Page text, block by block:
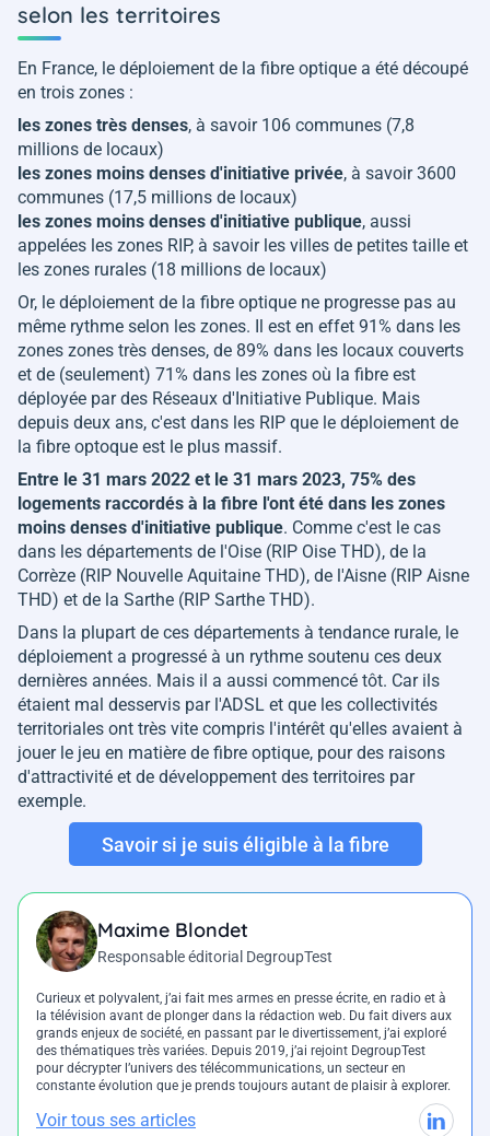
selon les territoires
En France, le déploiement de la fibre optique a été découpé
en trois zones :
les zones très denses, à savoir 106 communes (7,8
millions de locaux)
les zones moins denses d'initiative privée, à savoir 3600
communes (17,5 millions de locaux)
les zones moins denses d'initiative publique, aussi
appelées les zones RIP, à savoir les villes de petites taille et
les zones rurales (18 millions de locaux)
Or, le déploiement de la fibre optique ne progresse pas au
même rythme selon les zones. Il est en effet 91% dans les
zones zones très denses, de 89% dans les locaux couverts
et de (seulement) 71% dans les zones où la fibre est
déployée par des Réseaux d'Initiative Publique. Mais
depuis deux ans, c'est dans les RIP que le déploiement de
la fibre optoque est le plus massif.
Entre le 31 mars 2022 et le 31 mars 2023, 75% des
logements raccordés à la fibre l'ont été dans les zones
moins denses d'initiative publique. Comme c'est le cas
dans les départements de l'Oise (RIP Oise THD), de la
Corrèze (RIP Nouvelle Aquitaine THD), de l'Aisne (RIP Aisne
THD) et de la Sarthe (RIP Sarthe THD).
Dans la plupart de ces départements à tendance rurale, le
déploiement a progressé à un rythme soutenu ces deux
dernières années. Mais il a aussi commencé tôt. Car ils
étaient mal desservis par l'ADSL et que les collectivités
territoriales ont très vite compris l'intérêt qu'elles avaient à
jouer le jeu en matière de fibre optique, pour des raisons
d'attractivité et de développement des territoires par
exemple.
Savoir si je suis éligible à la fibre
Maxime Blondet
Responsable éditorial DegroupTest
Curieux et polyvalent, j’ai fait mes armes en presse écrite, en radio et à
la télévision avant de plonger dans la rédaction web. Du fait divers aux
grands enjeux de société, en passant par le divertissement, j’ai exploré
des thématiques très variées. Depuis 2019, j’ai rejoint DegroupTest
pour décrypter l’univers des télécommunications, un secteur en
constante évolution que je prends toujours autant de plaisir à explorer.
Voir tous ses articles